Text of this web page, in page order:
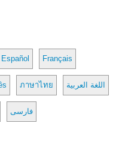
Español Français
ภาษาไทย اللغة العربية
فارسی